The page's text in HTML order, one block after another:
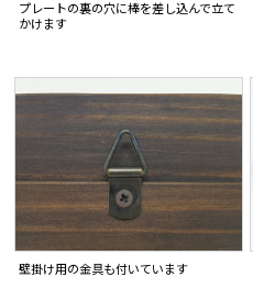
プレートの裏の穴に棒を差し込んで立て
かけます
壁掛け用の金具も付いています